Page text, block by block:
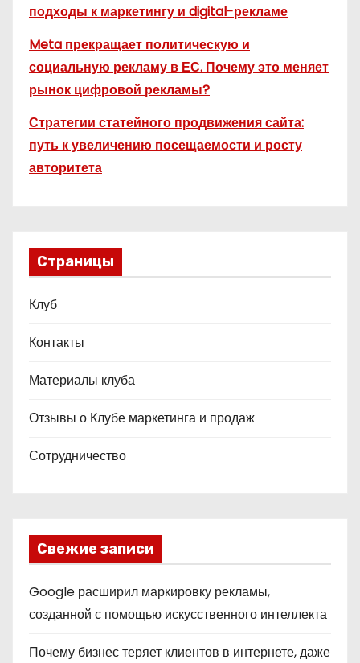
подходы к маркетингу и digital-рекламе
Meta прекращает политическую и
социальную рекламу в ЕС. Почему это меняет
рынок цифровой рекламы?
Стратегии статейного продвижения сайта:
путь к увеличению посещаемости и росту
авторитета
Страницы
Клуб
Контакты
Материалы клуба
Отзывы о Клубе маркетинга и продаж
Сотрудничество
Свежие записи
Google расширил маркировку рекламы,
созданной с помощью искусственного интеллекта
Почему бизнес теряет клиентов в интернете, даже